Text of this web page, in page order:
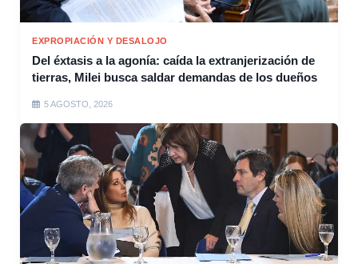
EXPROPIACIÓN Y DESALOJO
Del éxtasis a la agonía: caída la extranjerización de
tierras, Milei busca saldar demandas de los dueños
5 AGOSTO, 2026